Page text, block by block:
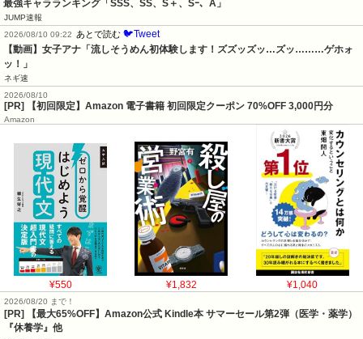
最強キャラランキング「SSS、SS、S＋、Sｰ、A」
JUMP速報
2026/08/10 09:22 あとで読む 🐦Tweet
【動画】女子アナ「流しそうめん初体験します！ズズッズッ…ズッ………ゲホォ
ッ！」
ネギ速
2026/08/10
[PR] 【初回限定】Amazon 電子書籍 初回限定クーポン 70%OFF 3,000円分
Amazon
¥550 ¥1,832 ¥1,040
2026/08/20 まで！
[PR]
【最大65%OFF】Amazon公式 Kindle本 サマーセール第2弾（医学・薬学）
『休養学』他